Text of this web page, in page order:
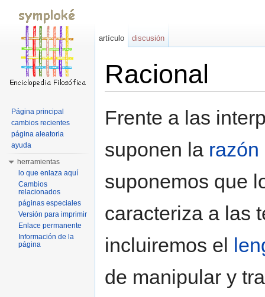
Racional
Frente a las
suponen la razón
suponemos que
caracteriza a las
incluiremos el
de manipular y
artículo discusión
Página principal
cambios recientes
página aleatoria
ayuda
herramientas
lo que enlaza aquí
Cambios
relacionados
páginas especiales
Versión para imprimir
Enlace permanente
Información de la
página